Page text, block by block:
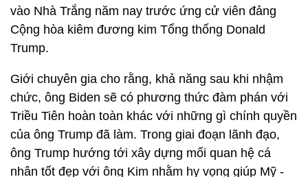
vào Nhà Trắng năm nay trước ứng cử viên đảng
Cộng hòa kiêm đương kim Tổng thống Donald
Trump.
Giới chuyên gia cho rằng, khả năng sau khi nhậm
chức, ông Biden sẽ có phương thức đàm phán với
Triều Tiên hoàn toàn khác với những gì chính quyền
của ông Trump đã làm. Trong giai đoạn lãnh đạo,
ông Trump hướng tới xây dựng mối quan hệ cá
nhân tốt đẹp với ông Kim nhằm hy vọng giúp Mỹ -